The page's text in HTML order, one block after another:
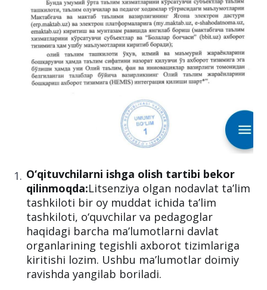
O‘qituvchilarni ishga olish tartibi bekor
qilinmoqda:Litsenziya olgan nodavlat ta’lim
tashkiloti bir oy muddat ichida ta’lim
tashkiloti, o‘quvchilar va pedagoglar
haqidagi barcha ma’lumotlarni davlat
organlarining tegishli axborot tizimlariga
kiritishi lozim. Ushbu ma’lumotlar doimiy
ravishda yangilab boriladi.